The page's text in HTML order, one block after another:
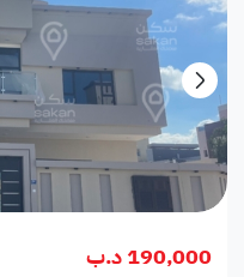
190,000 د.ب